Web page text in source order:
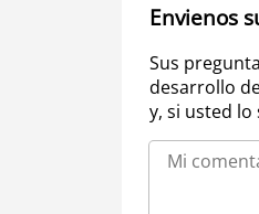
Envienos
Sus
desarrollo
y, si usted